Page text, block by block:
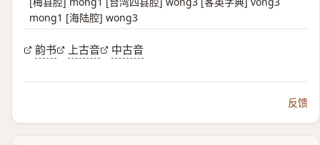
mong1 [海陆腔] wong3
韵书 上古音 中古音
反馈